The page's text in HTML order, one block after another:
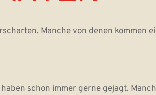
Manche von denen kommen
schon immer gerne gejagt.